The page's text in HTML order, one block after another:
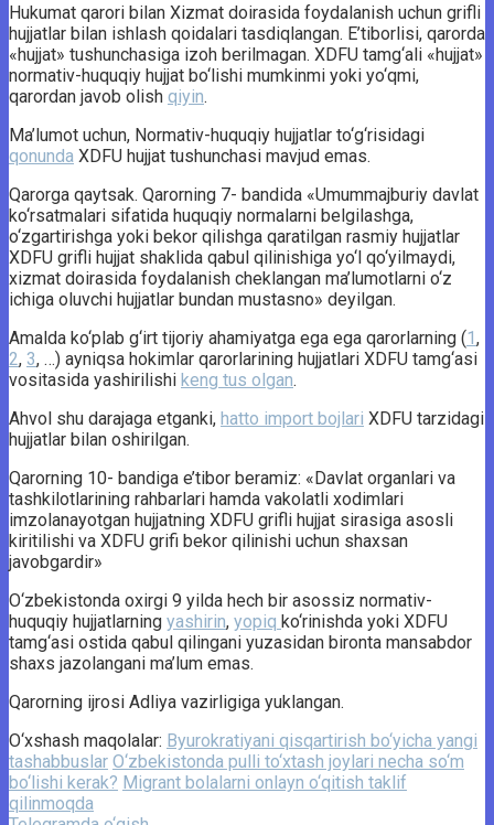
Hukumat qarori bilan Xizmat doirasida foydalanish uchun grifli
hujjatlar bilan ishlash qoidalari tasdiqlangan. E’tiborlisi, qarorda
«hujjat» tushunchasiga izoh berilmagan. XDFU tamg‘ali «hujjat»
normativ-huquqiy hujjat bo‘lishi mumkinmi yoki yo‘qmi,
qarordan javob olish qiyin.
Ma’lumot uchun, Normativ-huquqiy hujjatlar to‘g‘risidagi
qonunda XDFU hujjat tushunchasi mavjud emas.
Qarorga qaytsak. Qarorning 7- bandida «Umummajburiy davlat
ko‘rsatmalari sifatida huquqiy normalarni belgilashga,
o‘zgartirishga yoki bekor qilishga qaratilgan rasmiy hujjatlar
XDFU grifli hujjat shaklida qabul qilinishiga yo‘l qo‘yilmaydi,
xizmat doirasida foydalanish cheklangan ma’lumotlarni o‘z
ichiga oluvchi hujjatlar bundan mustasno» deyilgan.
Amalda ko‘plab g‘irt tijoriy ahamiyatga ega ega qarorlarning (1,
2, 3, …) ayniqsa hokimlar qarorlarining hujjatlari XDFU tamg‘asi
vositasida yashirilishi keng tus olgan.
Ahvol shu darajaga etganki, hatto import bojlari XDFU tarzidagi
hujjatlar bilan oshirilgan.
Qarorning 10- bandiga e’tibor beramiz: «Davlat organlari va
tashkilotlarining rahbarlari hamda vakolatli xodimlari
imzolanayotgan hujjatning XDFU grifli hujjat sirasiga asosli
kiritilishi va XDFU grifi bekor qilinishi uchun shaxsan
javobgardir»
O‘zbekistonda oxirgi 9 yilda hech bir asossiz normativ-
huquqiy hujjatlarning yashirin, yopiq ko‘rinishda yoki XDFU
tamg‘asi ostida qabul qilingani yuzasidan bironta mansabdor
shaxs jazolangani ma’lum emas.
Qarorning ijrosi Adliya vazirligiga yuklangan.
O‘xshash maqolalar: Byurokratiyani qisqartirish bo‘yicha yangi
tashabbuslar O‘zbekistonda pulli to‘xtash joylari necha so‘m
bo‘lishi kerak? Migrant bolalarni onlayn o‘qitish taklif
qilinmoqda